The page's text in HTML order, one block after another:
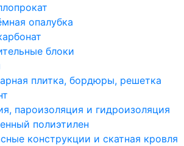
опалубка
блоки
плитка, бордюры, решетка
пароизоляция и гидроизоляция
полиэтилен
конструкции и скатная кровля